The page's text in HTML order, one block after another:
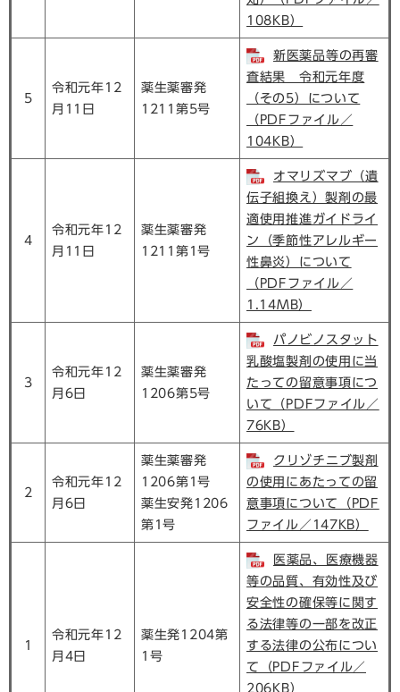
108KB）
5
令和元年12
月11日
薬生薬審発
1211第5号
新医薬品等の再審
査結果 令和元年度
（その5）について
（PDFファイル／
104KB）
4
令和元年12
月11日
薬生薬審発
1211第1号
オマリズマブ（遺
伝子組換え）製剤の最
適使用推進ガイドライ
ン（季節性アレルギー
性鼻炎）について
（PDFファイル／
1.14MB）
3
令和元年12
月6日
薬生薬審発
1206第5号
パノビノスタット
乳酸塩製剤の使用に当
たっての留意事項につ
いて（PDFファイル／
76KB）
2
令和元年12
月6日
薬生薬審発
1206第1号
薬生安発1206
第1号
クリゾチニブ製剤
の使用にあたっての留
意事項について（PDF
ファイル／147KB）
1
令和元年12
月4日
薬生発1204第
1号
医薬品、医療機器
等の品質、有効性及び
安全性の確保等に関す
る法律等の一部を改正
する法律の公布につい
て（PDFファイル／
206KB）